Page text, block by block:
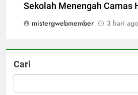
Sekolah Menengah Camas
mistergwebmember
3 hari ago
Cari